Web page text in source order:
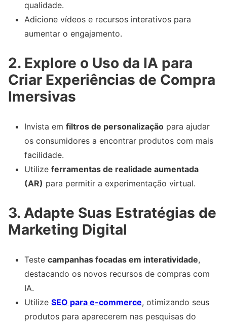
qualidade.
Adicione vídeos e recursos interativos para
aumentar o engajamento.
2. Explore o Uso da IA para
Criar Experiências de Compra
Imersivas
Invista em filtros de personalização para ajudar
os consumidores a encontrar produtos com mais
facilidade.
Utilize ferramentas de realidade aumentada
(AR) para permitir a experimentação virtual.
3. Adapte Suas Estratégias de
Marketing Digital
Teste campanhas focadas em interatividade,
destacando os novos recursos de compras com
IA.
Utilize SEO para e-commerce, otimizando seus
produtos para aparecerem nas pesquisas do